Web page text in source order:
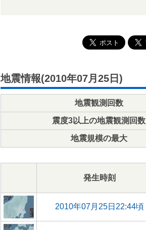
地震情報(2010年07月25日)
地震観測回数
震度3以上の地震観測回数
地震規模の最大
発生時刻
2010年07月25日22:44頃